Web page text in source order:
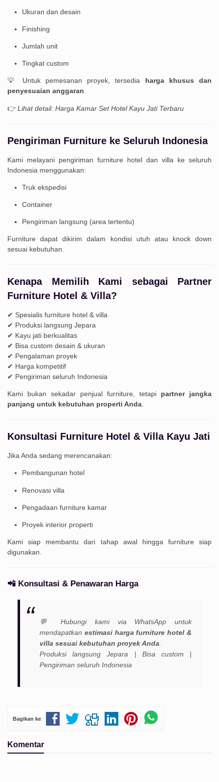
Ukuran dan desain
Finishing
Jumlah unit
Tingkat custom
💡 Untuk pemesanan proyek, tersedia harga khusus dan
penyesuaian anggaran.
👉 Lihat detail: Harga Kamar Set Hotel Kayu Jati Terbaru
Pengiriman Furniture ke Seluruh Indonesia
Kami melayani pengiriman furniture hotel dan villa ke seluruh
Indonesia menggunakan:
Truk ekspedisi
Container
Pengiriman langsung (area tertentu)
Furniture dapat dikirim dalam kondisi utuh atau knock down
sesuai kebutuhan.
Kenapa Memilih Kami sebagai Partner
Furniture Hotel & Villa?
✔ Spesialis furniture hotel & villa
✔ Produksi langsung Jepara
✔ Kayu jati berkualitas
✔ Bisa custom desain & ukuran
✔ Pengalaman proyek
✔ Harga kompetitif
✔ Pengiriman seluruh Indonesia
Kami bukan sekadar penjual furniture, tetapi partner jangka
panjang untuk kebutuhan properti Anda.
Konsultasi Furniture Hotel & Villa Kayu Jati
Jika Anda sedang merencanakan:
Pembangunan hotel
Renovasi villa
Pengadaan furniture kamar
Proyek interior properti
Kami siap membantu dari tahap awal hingga furniture siap
digunakan.
📲 Konsultasi & Penawaran Harga
💬 Hubungi kami via WhatsApp untuk
mendapatkan estimasi harga furniture hotel &
villa sesuai kebutuhan proyek Anda
Produksi langsung Jepara | Bisa custom |
Pengiriman seluruh Indonesia
Bagikan ke
Komentar